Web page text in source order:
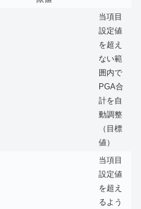
当項目
設定値
を超え
ない範
囲内で
PGA合
計を自
動調整
（目標
値）
当項目
設定値
を超え
るよう